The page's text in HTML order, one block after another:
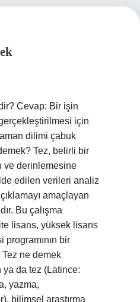
Cevap: Bir işin
için
dilimi çabuk
Tez, belirli bir
ve derinlemesine
edilen verileri analiz
amaçlayan
Bu çalışma
lisans, yüksek lisans
programının bir
Tez ne demek
da tez (Latince:
yazma,
bilimsel araştırma